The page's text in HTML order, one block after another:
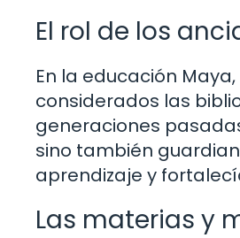
El rol de los
En la educación
considerados las
generaciones
sino también
aprendizaje y
Las materias y